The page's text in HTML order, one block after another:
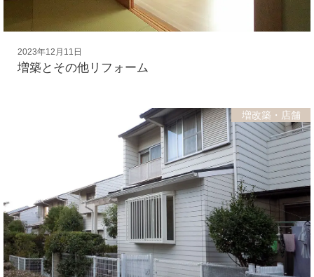
2023年12月11日
増築とその他リフォーム
増改築・店舗